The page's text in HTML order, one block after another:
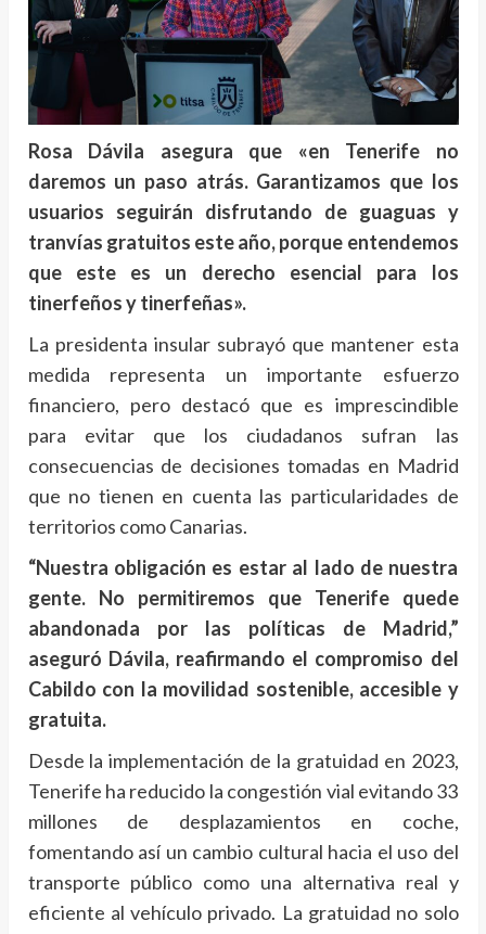
Rosa Dávila asegura que «en Tenerife no
daremos un paso atrás. Garantizamos que los
usuarios seguirán disfrutando de guaguas y
tranvías gratuitos este año, porque entendemos
que este es un derecho esencial para los
tinerfeños y tinerfeñas».
La presidenta insular subrayó que mantener esta
medida representa un importante esfuerzo
financiero, pero destacó que es imprescindible
para evitar que los ciudadanos sufran las
consecuencias de decisiones tomadas en Madrid
que no tienen en cuenta las particularidades de
territorios como Canarias.
“Nuestra obligación es estar al lado de nuestra
gente. No permitiremos que Tenerife quede
abandonada por las políticas de Madrid,”
aseguró Dávila, reafirmando el compromiso del
Cabildo con la movilidad sostenible, accesible y
gratuita.
Desde la implementación de la gratuidad en 2023,
Tenerife ha reducido la congestión vial evitando 33
millones de desplazamientos en coche,
fomentando así un cambio cultural hacia el uso del
transporte público como una alternativa real y
eficiente al vehículo privado. La gratuidad no solo